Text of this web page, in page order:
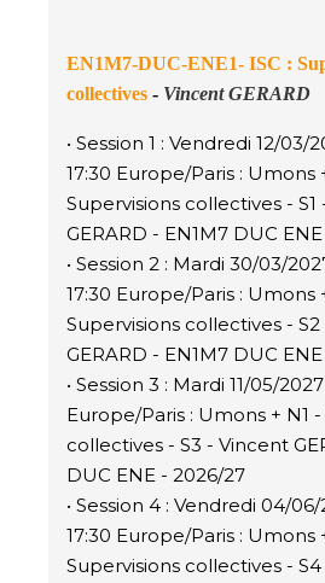
EN1M7-DUC-ENE1- ISC :
collectives - Vincent GERARD
• Session 1 : Vendredi 12/03/
17:30 Europe/Paris : Umons
Supervisions collectives -
GERARD - EN1M7 DUC
• Session 2 : Mardi 30/03/
17:30 Europe/Paris : Umons
Supervisions collectives -
GERARD - EN1M7 DUC
• Session 3 : Mardi 11/05/
Europe/Paris : Umons + N1
collectives - S3 - Vincent
DUC ENE - 2026/27
• Session 4 : Vendredi 04/
17:30 Europe/Paris : Umons
Supervisions collectives -